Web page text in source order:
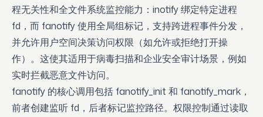
程无关性和全文件系统监控能力：inotify 绑定特定进程
fd，而 fanotify 使用全局组标记，支持跨进程事件分发，
并允许用户空间决策访问权限（如允许或拒绝打开操
作）。这使其适用于病毒扫描和企业安全审计场景，例如
实时拦截恶意文件访问。
fanotify 的核心调用包括 fanotify_init 和 fanotify_mark，
前者创建监听 fd，后者标记监控路径。权限控制通过读取